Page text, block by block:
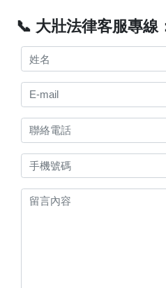
📞 大壯法律客服專線